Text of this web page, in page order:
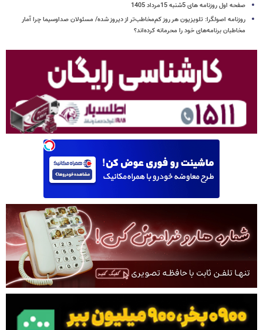
صفحه اول روزنامه های 5شنبه 15مرداد 1405
روزنامه اصولگرا: تلویزیون هر روز کم‌مخاطب‌تر از دیروز شده/ مسئولان صداوسیما چرا آمار
مخاطبان برنامه‌های خود را محرمانه کرده‌اند؟